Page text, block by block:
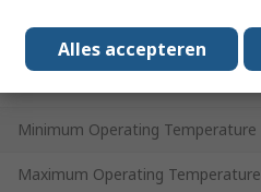
Tip Material
Minimum Operating Temperature
Maximum Operating Temperature
Alles accepteren